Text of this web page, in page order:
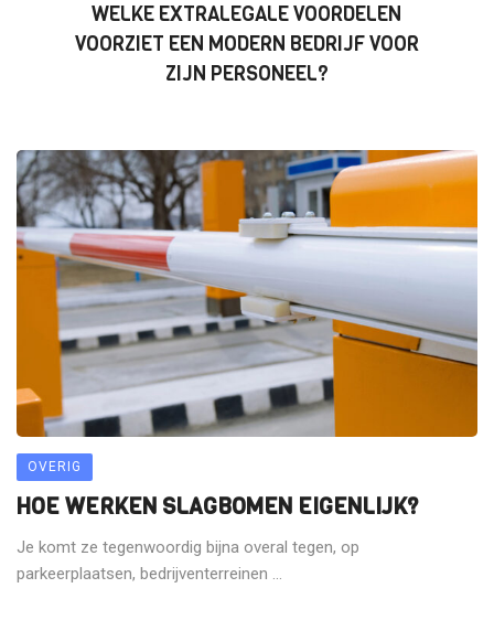
WELKE EXTRALEGALE VOORDELEN
VOORZIET EEN MODERN BEDRIJF VOOR
ZIJN PERSONEEL?
OVERIG
HOE WERKEN SLAGBOMEN EIGENLIJK?
Je komt ze tegenwoordig bijna overal tegen, op
parkeerplaatsen, bedrijventerreinen ...